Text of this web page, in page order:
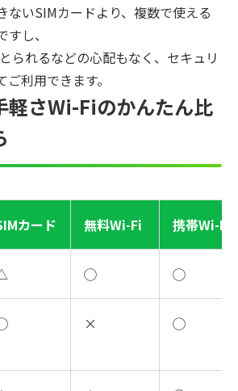
ないSIMカードより、複数で使える
し、
られるなどの心配もなく、セキュリ
利用できます。
さWi-Fiのかんたん比
カード 無料Wi-Fi 携帯Wi-Fi
◯ ◯
× ◯